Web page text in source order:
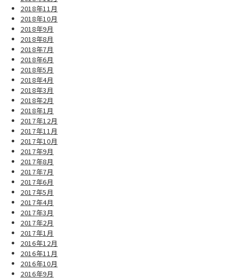
2018年11月
2018年10月
2018年9月
2018年8月
2018年7月
2018年6月
2018年5月
2018年4月
2018年3月
2018年2月
2018年1月
2017年12月
2017年11月
2017年10月
2017年9月
2017年8月
2017年7月
2017年6月
2017年5月
2017年4月
2017年3月
2017年2月
2017年1月
2016年12月
2016年11月
2016年10月
2016年9月